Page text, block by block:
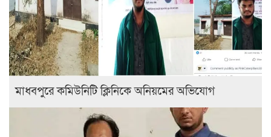
মাধবপুরে কমিউনিটি ক্লিনিকে অনিয়মের অভিযোগ